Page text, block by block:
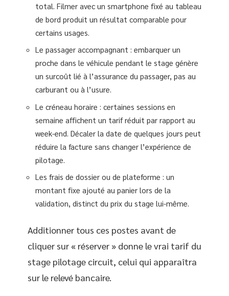
total. Filmer avec un smartphone fixé au tableau
de bord produit un résultat comparable pour
certains usages.
Le passager accompagnant : embarquer un
proche dans le véhicule pendant le stage génère
un surcoût lié à l’assurance du passager, pas au
carburant ou à l’usure.
Le créneau horaire : certaines sessions en
semaine affichent un tarif réduit par rapport au
week-end. Décaler la date de quelques jours peut
réduire la facture sans changer l’expérience de
pilotage.
Les frais de dossier ou de plateforme : un
montant fixe ajouté au panier lors de la
validation, distinct du prix du stage lui-même.
Additionner tous ces postes avant de
cliquer sur « réserver » donne le vrai tarif du
stage pilotage circuit, celui qui apparaîtra
sur le relevé bancaire.